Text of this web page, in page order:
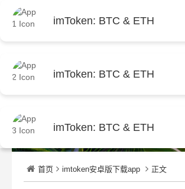
imToken: BTC & ETH
imToken: BTC & ETH
imToken: BTC & ETH
首页 imtoken安卓版下载app 正文